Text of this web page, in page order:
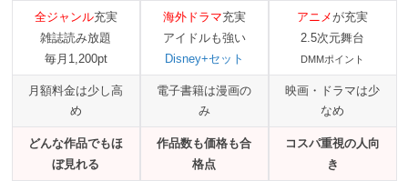
全ジャンル充実
雑誌読み放題
毎月1,200pt
海外ドラマ充実
アイドルも強い
Disney+セット
アニメが充実
2.5次元舞台
DMMポイント
月額料金は少し高
め
電子書籍は漫画の
み
映画・ドラマは少
なめ
どんな作品でもほ
ぼ見れる
作品数も価格も合
格点
コスパ重視の人向
き